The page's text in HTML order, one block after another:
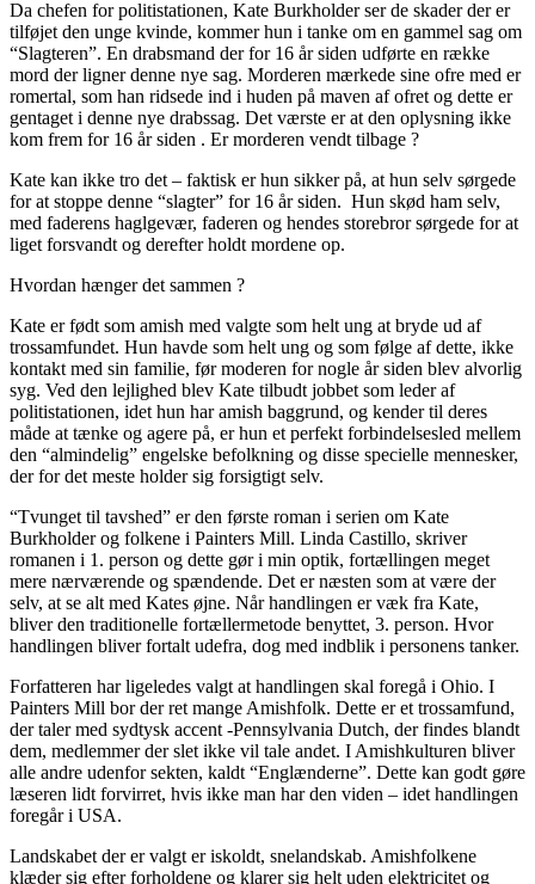
Da chefen for politistationen, Kate Burkholder ser de skader der er
tilføjet den unge kvinde, kommer hun i tanke om en gammel sag om
“Slagteren”. En drabsmand der for 16 år siden udførte en række
mord der ligner denne nye sag. Morderen mærkede sine ofre med er
romertal, som han ridsede ind i huden på maven af ofret og dette er
gentaget i denne nye drabssag. Det værste er at den oplysning ikke
kom frem for 16 år siden . Er morderen vendt tilbage ?
Kate kan ikke tro det – faktisk er hun sikker på, at hun selv sørgede
for at stoppe denne “slagter” for 16 år siden. Hun skød ham selv,
med faderens haglgevær, faderen og hendes storebror sørgede for at
liget forsvandt og derefter holdt mordene op.
Hvordan hænger det sammen ?
Kate er født som amish med valgte som helt ung at bryde ud af
trossamfundet. Hun havde som helt ung og som følge af dette, ikke
kontakt med sin familie, før moderen for nogle år siden blev alvorlig
syg. Ved den lejlighed blev Kate tilbudt jobbet som leder af
politistationen, idet hun har amish baggrund, og kender til deres
måde at tænke og agere på, er hun et perfekt forbindelsesled mellem
den “almindelig” engelske befolkning og disse specielle mennesker,
der for det meste holder sig forsigtigt selv.
“Tvunget til tavshed” er den første roman i serien om Kate
Burkholder og folkene i Painters Mill. Linda Castillo, skriver
romanen i 1. person og dette gør i min optik, fortællingen meget
mere nærværende og spændende. Det er næsten som at være der
selv, at se alt med Kates øjne. Når handlingen er væk fra Kate,
bliver den traditionelle fortællermetode benyttet, 3. person. Hvor
handlingen bliver fortalt udefra, dog med indblik i personens tanker.
Forfatteren har ligeledes valgt at handlingen skal foregå i Ohio. I
Painters Mill bor der ret mange Amishfolk. Dette er et trossamfund,
der taler med sydtysk accent -Pennsylvania Dutch, der findes blandt
dem, medlemmer der slet ikke vil tale andet. I Amishkulturen bliver
alle andre udenfor sekten, kaldt “Englænderne”. Dette kan godt gøre
læseren lidt forvirret, hvis ikke man har den viden – idet handlingen
foregår i USA.
Landskabet der er valgt er iskoldt, snelandskab. Amishfolkene
klæder sig efter forholdene og klarer sig helt uden elektricitet og